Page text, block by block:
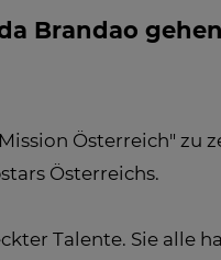
Brandao
Österreich" zu
Österreichs.
Talente. Sie alle